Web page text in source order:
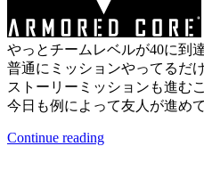
やっとチームレベルが40に到
普通にミッションやってるだ
ストーリーミッションも進む
今日も例によって友人が進め
Continue reading